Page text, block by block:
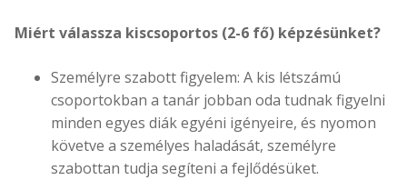
Miért válassza kiscsoportos (2-6 fő) képzésünket?
Személyre szabott figyelem: A kis létszámú
csoportokban a tanár jobban oda tudnak figyelni
minden egyes diák egyéni igényeire, és nyomon
követve a személyes haladását, személyre
szabottan tudja segíteni a fejlődésüket.